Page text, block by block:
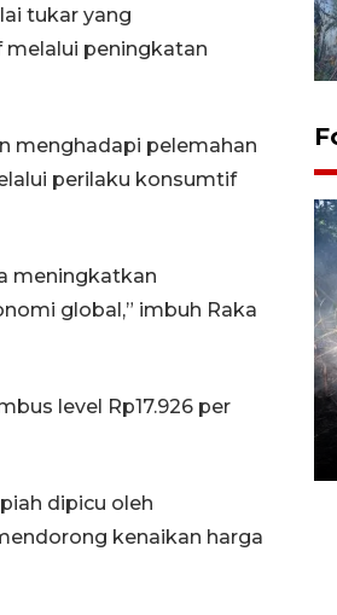
tukar yang
peningkatan
menghadapi pelemahan
perilaku konsumtif
meningkatkan
global,” imbuh Raka
level Rp17.926 per
dipicu oleh
kenaikan harga
Gayo